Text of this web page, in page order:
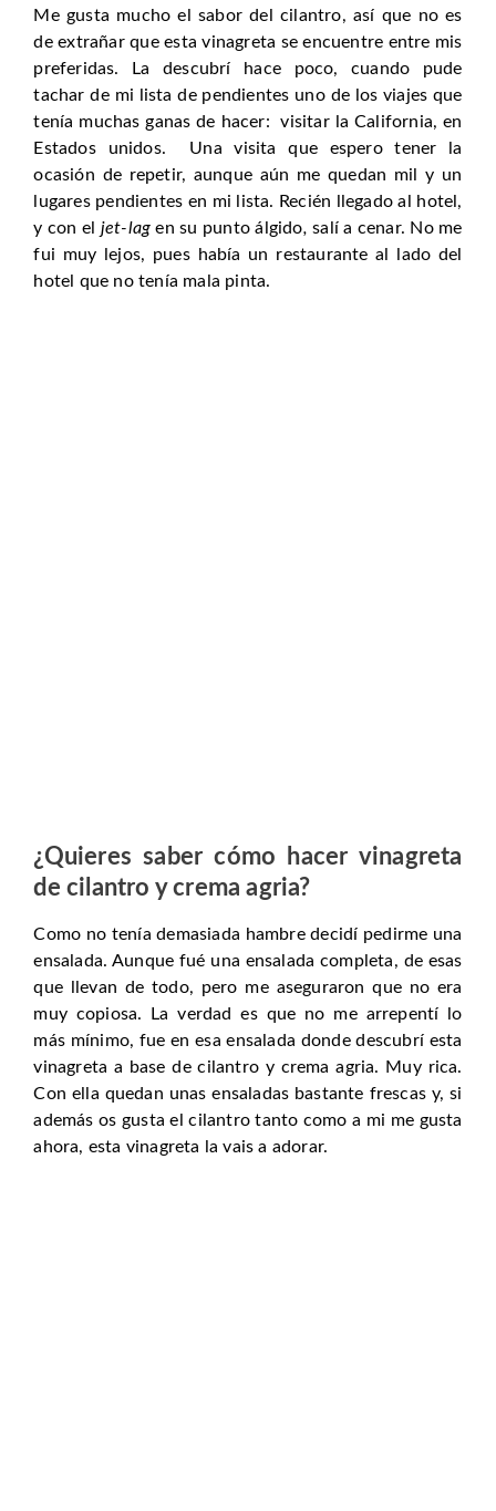
Me gusta mucho el sabor del cilantro, así que no es
de extrañar que esta vinagreta se encuentre entre mis
preferidas. La descubrí hace poco, cuando pude
tachar de mi lista de pendientes uno de los viajes que
tenía muchas ganas de hacer: visitar la California, en
Estados unidos. Una visita que espero tener la
ocasión de repetir, aunque aún me quedan mil y un
lugares pendientes en mi lista. Recién llegado al hotel,
y con el jet-lag en su punto álgido,salí a cenar. No me
fui muy lejos, pues había un restaurante al lado del
hotel que no tenía mala pinta.
¿Quieres saber cómo hacer vinagreta
de cilantro y crema agria?
Como no tenía demasiada hambre decidí pedirme una
ensalada. Aunque fué una ensalada completa, de esas
que llevan de todo, pero me aseguraron que no era
muy copiosa. La verdad es que no me arrepentí lo
más mínimo, fue en esa ensalada donde descubrí esta
vinagreta a base de cilantro y crema agria. Muy rica.
Con ella quedan unas ensaladas bastante frescas y, si
además os gusta el cilantro tanto como a mi me gusta
ahora, esta vinagreta la vais a adorar.